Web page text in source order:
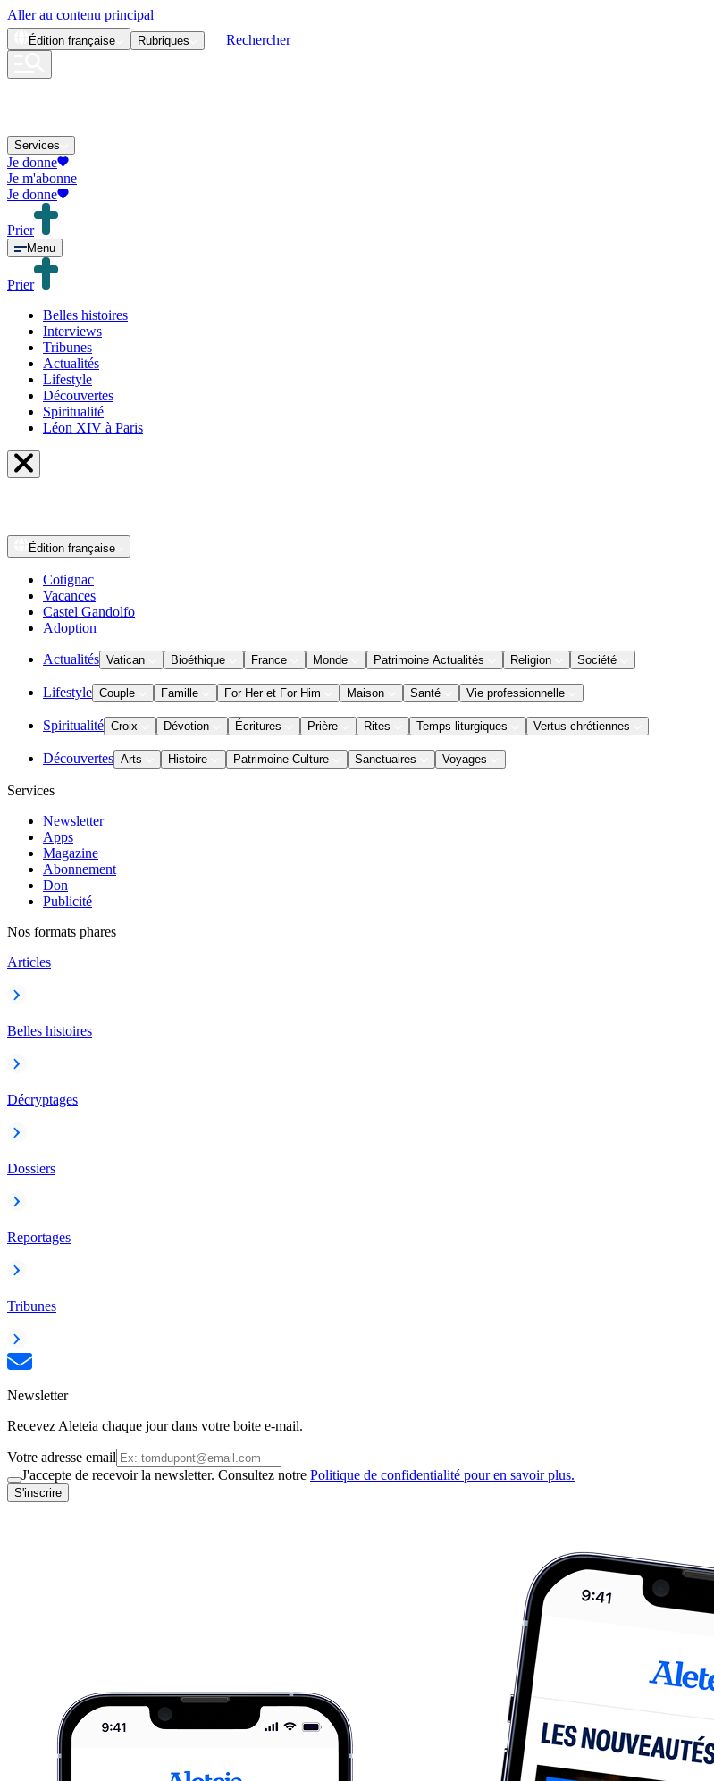
Aller au contenu principal
Édition française Rubriques Rechercher
Services
Je donne
Je m'abonne
Je donne
Prier
Menu
Prier
Belles histoires
Interviews
Tribunes
Actualités
Lifestyle
Découvertes
Spiritualité
Léon XIV à Paris
Édition française
Cotignac
Vacances
Castel Gandolfo
Adoption
Actualités Vatican Bioéthique France Monde Patrimoine Actualités Religion Société
Lifestyle Couple Famille For Her et For Him Maison Santé Vie professionnelle
Spiritualité Croix Dévotion Écritures Prière Rites Temps liturgiques Vertus chrétiennes
Découvertes Arts Histoire Patrimoine Culture Sanctuaires Voyages
Services
Newsletter
Apps
Magazine
Abonnement
Don
Publicité
Nos formats phares
Articles
Belles histoires
Décryptages
Dossiers
Reportages
Tribunes
Newsletter
Recevez Aleteia chaque jour dans votre boite e-mail.
Votre adresse email
J'accepte de recevoir la newsletter. Consultez notre Politique de confidentialité pour en savoir plus.
S'inscrire